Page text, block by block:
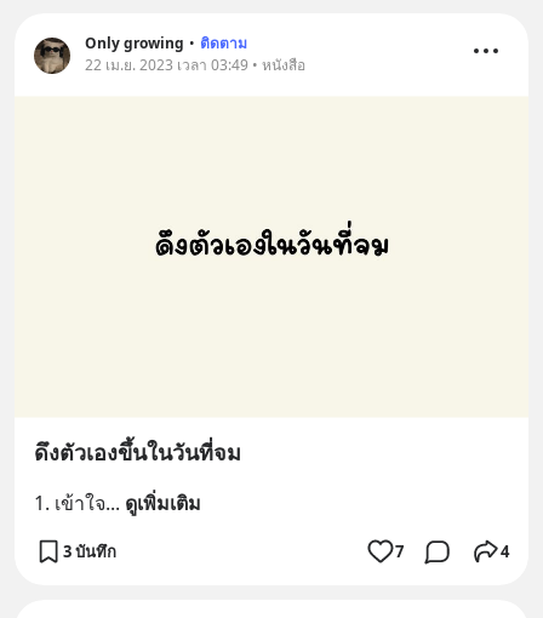
Only growing • ติดตาม
22 เม.ย. 2023 เวลา 03:49 • หนังสือ
ดึงตัวเองขึ้นในวันที่จม
1. เข้าใจ... ดูเพิ่มเติม
3 บันทึก 7 4